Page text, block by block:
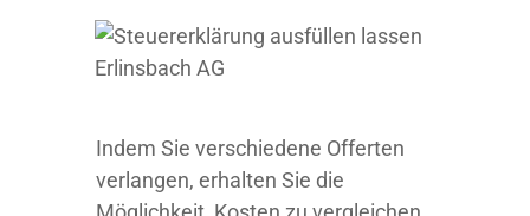
Indem Sie verschiedene Offerten
verlangen, erhalten Sie die